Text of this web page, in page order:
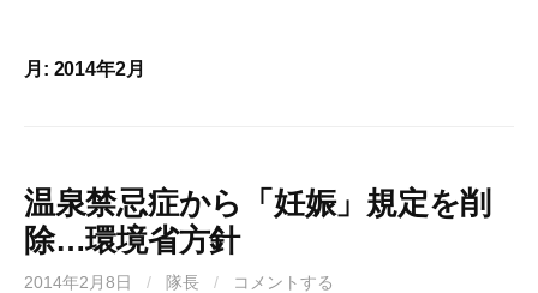
月: 2014年2月
温泉禁忌症から「妊娠」規定を削
除…環境省方針
2014年2月8日 / 隊長 / コメントする